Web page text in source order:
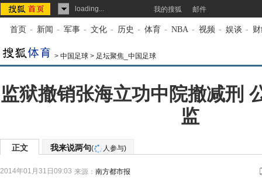
loading... 我的搜狐 邮件
首页 - 新闻 - 军事 - 文化 - 历史 - 体育 - NBA - 视频 - 娱谈 -
> 中国足球 > 足坛聚焦_中国足球
监狱撤销张海立功中院撤减刑
监
正文 我来说两句( 人参与)
2014年01月31日09:03 来源： 南方都市报